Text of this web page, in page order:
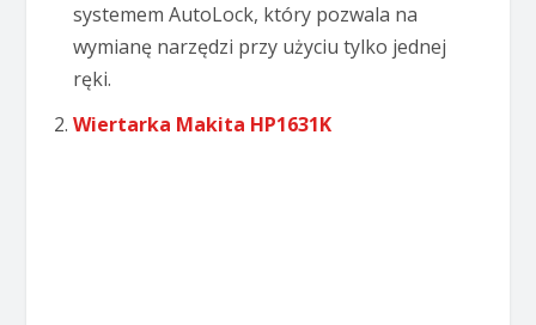
systemem AutoLock, który pozwala na
wymianę narzędzi przy użyciu tylko jednej
ręki.
Wiertarka Makita HP1631K